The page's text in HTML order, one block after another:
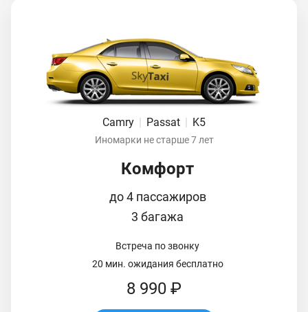
Camry Passat K5
Иномарки не старше 7 лет
Комфорт
до 4 пассажиров
3 багажа
Встреча по звонку
20 мин. ожидания бесплатно
8 990 ₽